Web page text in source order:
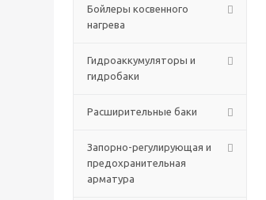
Бойлеры косвенного
нагрева
Гидроаккумуляторы и
гидробаки
Расширительные баки
Запорно-регулирующая и
предохранительная
арматура